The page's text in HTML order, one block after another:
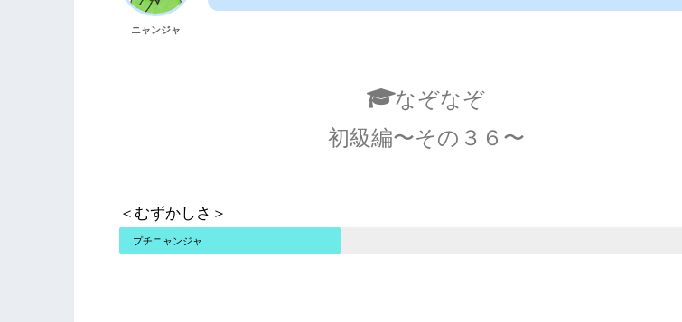
ニャンジャ
なぞなぞ
初級編〜その３６〜
＜むずかしさ＞
プチニャンジャ